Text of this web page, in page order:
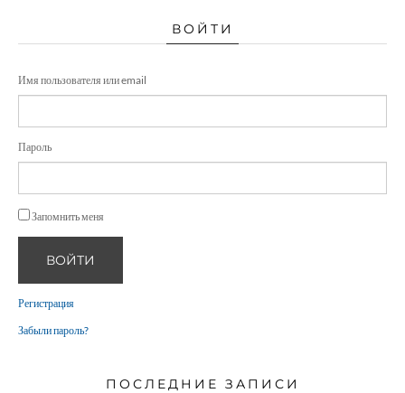
ВОЙТИ
Имя пользователя или email
Пароль
Запомнить меня
ВОЙТИ
Регистрация
Забыли пароль?
ПОСЛЕДНИЕ ЗАПИСИ